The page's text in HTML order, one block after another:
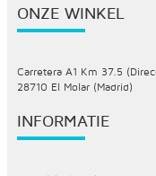
ONZE WINKEL
Carretera A1 Km 37.5
28710 El Molar (Madrid)
INFORMATIE